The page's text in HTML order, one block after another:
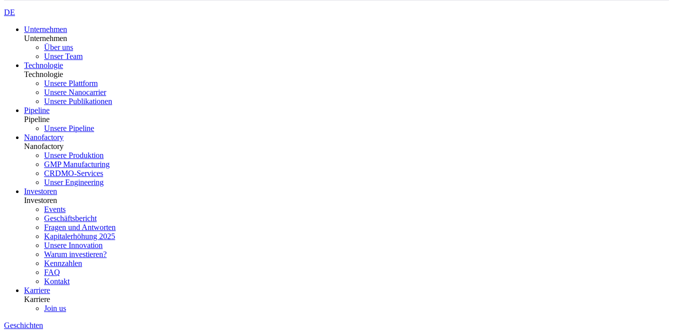
DE
Unternehmen
Unternehmen
Über uns
Unser Team
Technologie
Technologie
Unsere Plattform
Unsere Nanocarrier
Unsere Publikationen
Pipeline
Pipeline
Unsere Pipeline
Nanofactory
Nanofactory
Unsere Produktion
GMP Manufacturing
CRDMO-Services
Unser Engineering
Investoren
Investoren
Events
Geschäftsbericht
Fragen und Antworten
Kapitalerhöhung 2025
Unsere Innovation
Warum investieren?
Kennzahlen
FAQ
Kontakt
Karriere
Karriere
Join us
Geschichten